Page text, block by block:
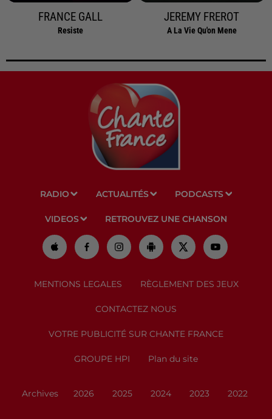
FRANCE GALL
Resiste
JEREMY FREROT
A La Vie Qu'on Mene
RADIO ACTUALITÉS PODCASTS
VIDEOS RETROUVEZ UNE CHANSON
MENTIONS LEGALES RÈGLEMENT DES JEUX
CONTACTEZ NOUS
VOTRE PUBLICITÉ SUR CHANTE FRANCE
GROUPE HPI Plan du site
Archives 2026 2025 2024 2023 2022